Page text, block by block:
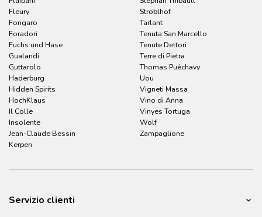
Fleury
Fongaro
Foradori
Fuchs und Hase
Gualandi
Guttarolo
Haderburg
Hidden Spirits
HochKlaus
Il Colle
Insolente
Jean-Claude Bessin
Kerpen
Stroblhof
Tarlant
Tenuta San Marcello
Tenute Dettori
Terre di Pietra
Thomas Puéchavy
Uou
Vigneti Massa
Vino di Anna
Vinyes Tortuga
Wolf
Zampaglione
Servizio clienti